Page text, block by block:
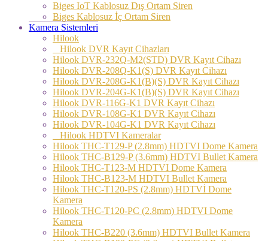
Biges IoT Kablosuz Dış Ortam Siren
Biges Kablosuz İç Ortam Siren
Kamera Sistemleri
Hilook
Hilook DVR Kayıt Cihazları
Hilook DVR-232Q-M2(STD) DVR Kayıt Cihazı
Hilook DVR-208Q-K1(S) DVR Kayıt Cihazı
Hilook DVR-208G-K1(B)(S) DVR Kayıt Cihazı
Hilook DVR-204G-K1(B)(S) DVR Kayıt Cihazı
Hilook DVR-116G-K1 DVR Kayıt Cihazı
Hilook DVR-108G-K1 DVR Kayıt Cihazı
Hilook DVR-104G-K1 DVR Kayıt Cihazı
Hilook HDTVI Kameralar
Hilook THC-T129-P (2.8mm) HDTVI Dome Kamera
Hilook THC-B129-P (3.6mm) HDTVI Bullet Kamera
Hilook THC-T123-M HDTVI Dome Kamera
Hilook THC-B123-M HDTVI Bullet Kamera
Hilook THC-T120-PS (2.8mm) HDTVİ Dome
Kamera
Hilook THC-T120-PC (2.8mm) HDTVI Dome
Kamera
Hilook THC-B220 (3.6mm) HDTVI Bullet Kamera